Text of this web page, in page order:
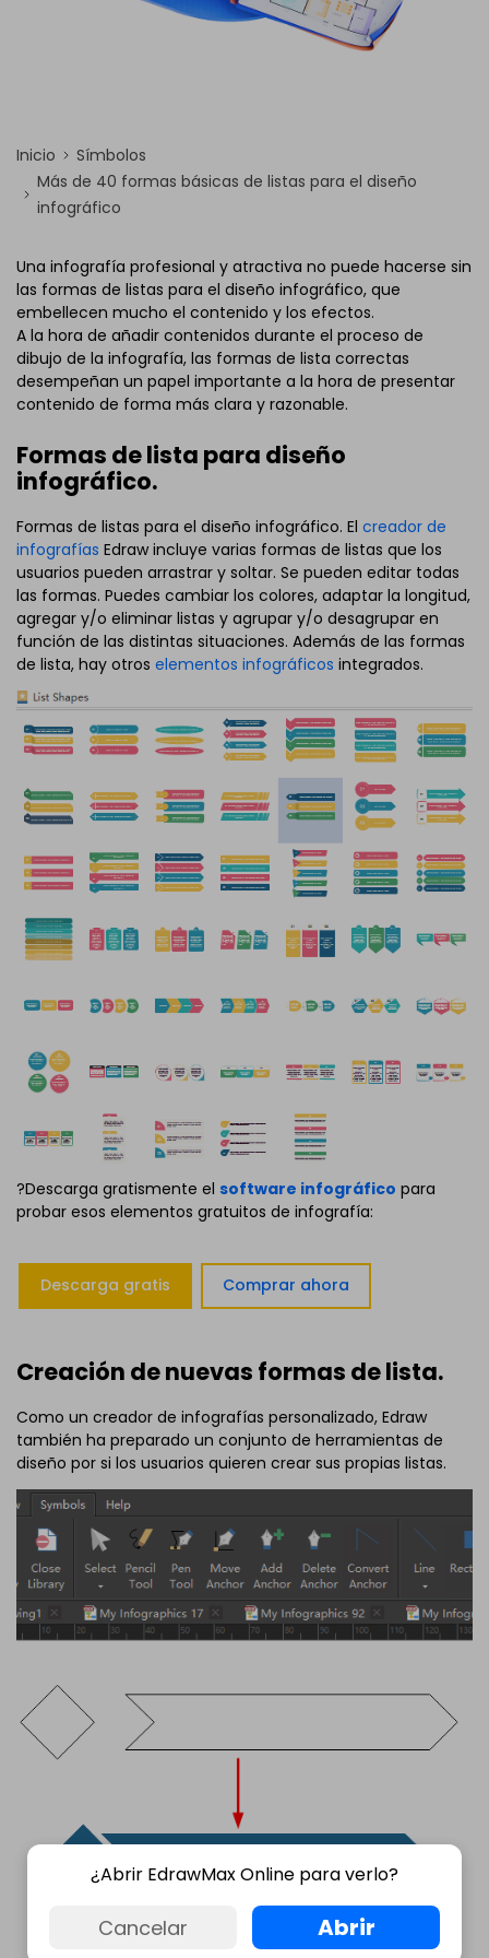
Inicio
Símbolos
Más de 40 formas básicas de listas para el diseño
infográfico
Una infografía profesional y atractiva no puede hacerse sin
las formas de listas para el diseño infográfico, que
embellecen mucho el contenido y los efectos.
A la hora de añadir contenidos durante el proceso de
dibujo de la infografía, las formas de lista correctas
desempeñan un papel importante a la hora de presentar
contenido de forma más clara y razonable.
Formas de lista para diseño
infográfico.
Formas de listas para el diseño infográfico. El creador de
infografías Edraw incluye varias formas de listas que los
usuarios pueden arrastrar y soltar. Se pueden editar todas
las formas. Puedes cambiar los colores, adaptar la longitud,
agregar y/o eliminar listas y agrupar y/o desagrupar en
función de las distintas situaciones. Además de las formas
de lista, hay otros elementos infográficos integrados.
?Descarga gratismente el software infográfico para
probar esos elementos gratuitos de infografía:
Descarga gratis Comprar ahora
Creación de nuevas formas de lista.
Como un creador de infografías personalizado, Edraw
también ha preparado un conjunto de herramientas de
diseño por si los usuarios quieren crear sus propias listas.
¿Abrir EdrawMax Online para verlo?
Cancelar Abrir